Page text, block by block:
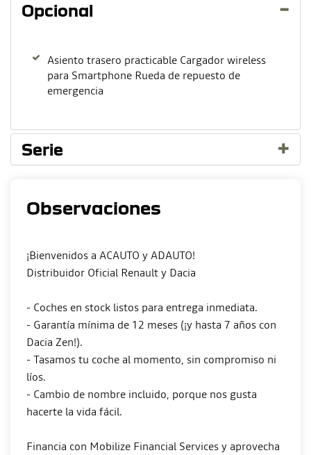
Opcional
Asiento trasero practicable Cargador wireless
para Smartphone Rueda de repuesto de
emergencia
Serie
Observaciones
¡Bienvenidos a ACAUTO y ADAUTO!
Distribuidor Oficial Renault y Dacia
- Coches en stock listos para entrega inmediata.
- Garantía mínima de 12 meses (¡y hasta 7 años con
Dacia Zen!).
- Tasamos tu coche al momento, sin compromiso ni
líos.
- Cambio de nombre incluido, porque nos gusta
hacerte la vida fácil.
Financia con Mobilize Financial Services y aprovecha